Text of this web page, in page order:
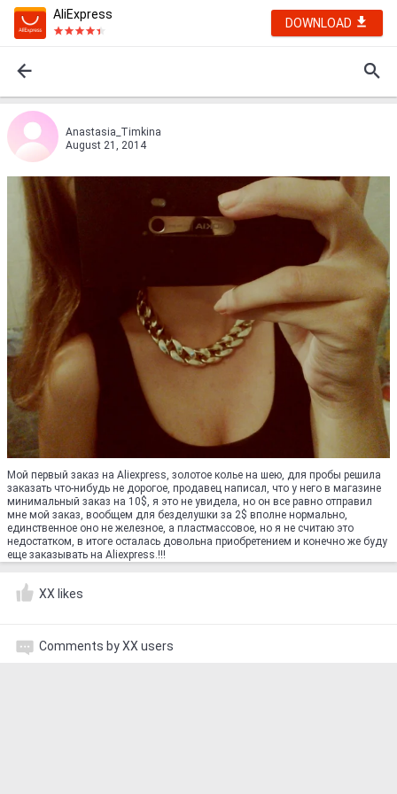
AliExpress
DOWNLOAD
Anastasia_Timkina
August 21, 2014
Мой первый заказ на Аliexpress, золотое колье на шею, для пробы решила
заказать что-нибудь не дорогое, продавец написал, что у него в магазине
минимальный заказ на 10$, я это не увидела, но он все равно отправил
мне мой заказ, вообщем для безделушки за 2$ вполне нормально,
единственное оно не железное, а пластмассовое, но я не считаю это
недостатком, в итоге осталась довольна приобретением и конечно же буду
еще заказывать на Аliexpress.!!!
XX likes
Comments by XX users